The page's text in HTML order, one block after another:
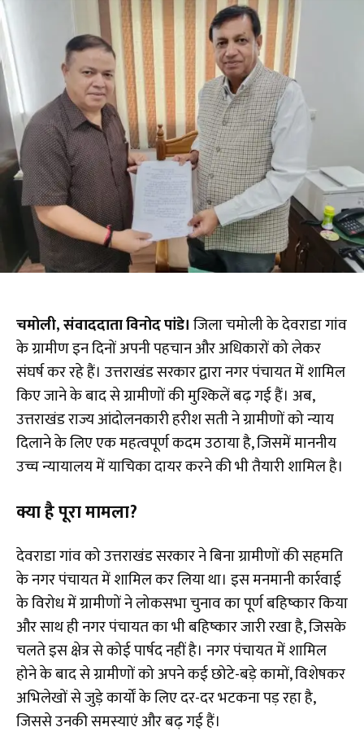
चमोली, संवाददाता विनोद पांडे।जिला चमोली के देवराडा गांव
के ग्रामीण इन दिनों अपनी पहचान और अधिकारों को लेकर
संघर्ष कर रहे हैं। उत्तराखंड सरकार द्वारा नगर पंचायत में शामिल
किए जाने के बाद से ग्रामीणों की मुश्किलें बढ़ गई हैं। अब,
उत्तराखंड राज्य आंदोलनकारी हरीश सती ने ग्रामीणों को न्याय
दिलाने के लिए एक महत्वपूर्ण कदम उठाया है, जिसमें माननीय
उच्च न्यायालय में याचिका दायर करने की भी तैयारी शामिल है।
क्या है पूरा मामला?
देवराडा गांव को उत्तराखंड सरकार ने बिना ग्रामीणों की सहमति
के नगर पंचायत में शामिल कर लिया था। इस मनमानी कार्रवाई
के विरोध में ग्रामीणों ने लोकसभा चुनाव का पूर्ण बहिष्कार किया
और साथ ही नगर पंचायत का भी बहिष्कार जारी रखा है, जिसके
चलते इस क्षेत्र से कोई पार्षद नहीं है। नगर पंचायत में शामिल
होने के बाद से ग्रामीणों को अपने कई छोटे-बड़े कामों, विशेषकर
अभिलेखों से जुड़े कार्यों के लिए दर-दर भटकना पड़ रहा है,
जिससे उनकी समस्याएं और बढ़ गई हैं।